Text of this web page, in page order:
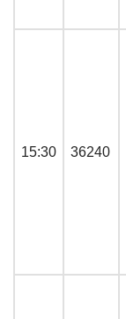
15:30 36240